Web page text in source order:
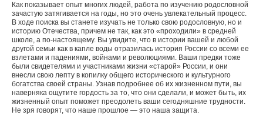
Как показывает опыт многих людей, работа по изучению родословной
зачастую затягивается на годы, но это очень увлекательный процесс.
В ходе поиска вы станете изучать не только свою родословную, но и
историю Отечества, причем не так, как это «проходили» в средней
школе, а по-настоящему. Вы увидите, что в истории вашей и любой
другой семьи как в капле воды отразилась история России со всеми ее
взлетами и падениями, войнами и революциями. Ваши предки тоже
были свидетелями и участниками жизни «старой» России, и они
внесли свою лепту в копилку общего исторического и культурного
богатства своей страны. Узнав подробнее об их жизненном пути, вы
наверняка ощутите гордость за то, что они сделали, и может быть, их
жизненный опыт поможет преодолеть ваши сегодняшние трудности.
Не зря говорят, что наше прошлое — это наша защита.